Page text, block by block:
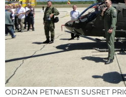
ODRŽAN PETNAESTI SUSRET